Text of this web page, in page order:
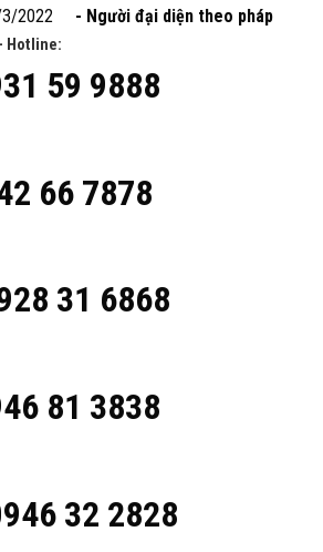
3/2022 - Người đại diện theo pháp
- Hotline:
59 9888
66 7878
31 6868
81 3838
32 2828